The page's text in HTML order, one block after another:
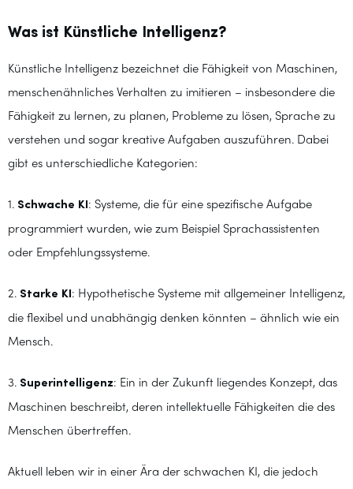
Was ist Künstliche Intelligenz?
Künstliche Intelligenz bezeichnet die Fähigkeit von Maschinen,
menschenähnliches Verhalten zu imitieren – insbesondere die
Fähigkeit zu lernen, zu planen, Probleme zu lösen, Sprache zu
verstehen und sogar kreative Aufgaben auszuführen. Dabei
gibt es unterschiedliche Kategorien:
1. Schwache KI : Systeme, die für eine spezifische Aufgabe
programmiert wurden, wie zum Beispiel Sprachassistenten
oder Empfehlungssysteme.
2. Starke KI : Hypothetische Systeme mit allgemeiner Intelligenz,
die flexibel und unabhängig denken könnten – ähnlich wie ein
Mensch.
3. Superintelligenz: Ein in der Zukunft liegendes Konzept, das
Maschinen beschreibt, deren intellektuelle Fähigkeiten die des
Menschen übertreffen.
Aktuell leben wir in einer Ära der schwachen KI, die jedoch